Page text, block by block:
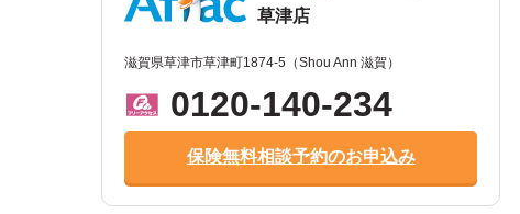
草津店
滋賀県草津市草津町1874-5（Shou Ann 滋賀）
0120-140-234
保険無料相談予約のお申込み